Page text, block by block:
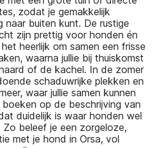
zodat je gemakkelijk
naar buiten kunt. De rustige
zijn prettig voor honden én
heerlijk om samen een frisse
waarna jullie bij thuiskomst
of de kachel. In de zomer
schaduwrijke plekken en
waar jullie samen kunnen
op de beschrijving van
duidelijk is waar honden wel
beleef je een zorgeloze,
met je hond in Orsa, vol